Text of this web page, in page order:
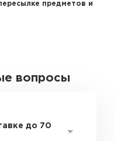
предметов и
вопросы
до 70